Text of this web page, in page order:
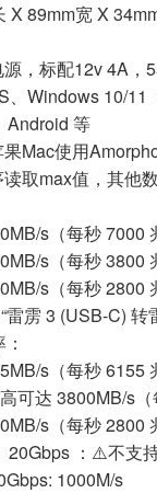
X 89mm宽 X
，标配12v 4A，
、Windows 10/
等
Mac使用
取max值，其他
s（每秒 7000
s（每秒 3800
s（每秒 2800
雷雳 3 (USB-C)
s（每秒 6155
可达 3800MB/s（
s（每秒 2800
：⚠️不支
1000M/s